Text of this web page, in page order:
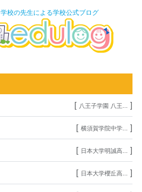
学校の先生による学校公式ブログ
[ 八王子学園 八王... ]
[ 横須賀学院中学... ]
[ 日本大学明誠高... ]
[ 日本大学櫻丘高... ]